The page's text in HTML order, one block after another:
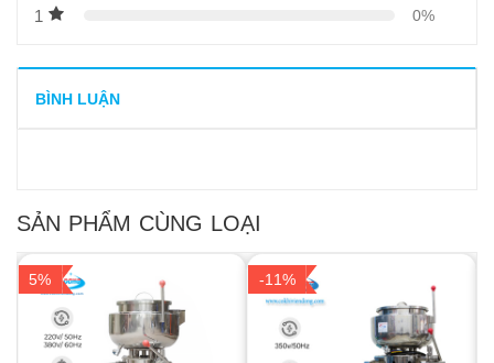
1 0%
BÌNH LUẬN
SẢN PHẨM CÙNG LOẠI
5% -11%